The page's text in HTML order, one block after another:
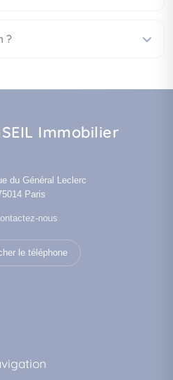
?
Immobilier
du Général Leclerc
Paris
nous
le téléphone